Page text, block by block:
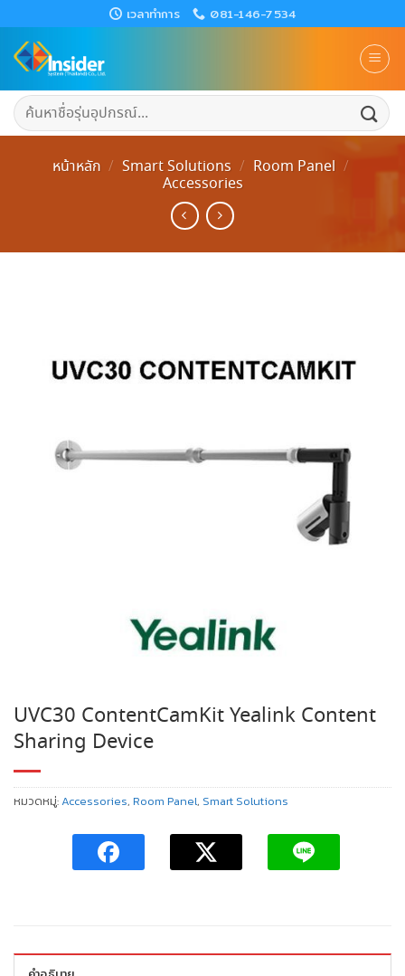
to
content
เวลาทำการ 081-146-7534
ค้นหา:
หน้าหลัก / Smart Solutions / Room Panel /
Accessories
UVC30 ContentCamKit Yealink Content
Sharing Device
หมวดหมู่:Accessories, Room Panel, Smart Solutions